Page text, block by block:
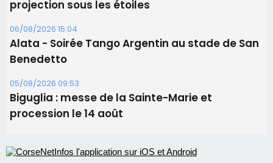
Les plus lus
Satine Nomary est la nouvelle Miss Corse 2026
Éclipse du 12 août : Où s'installer en Corse pour
profiter pleinement du spectacle ?
d'un spectacle qui ne reviendra pas avant 2081